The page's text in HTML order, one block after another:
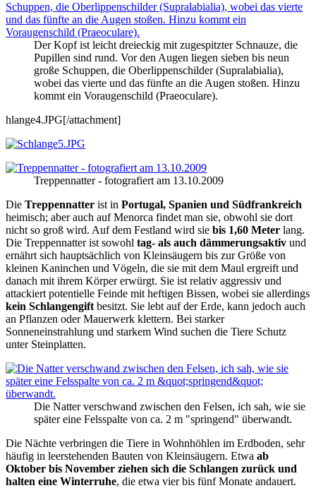
Der Kopf ist leicht dreieckig mit zugespitzter Schnauze, die
Pupillen sind rund. Vor den Augen liegen sieben bis neun
große Schuppen, die Oberlippenschilder (Supralabialia),
wobei das vierte und das fünfte an die Augen stoßen. Hinzu
kommt ein Voraugenschild (Praeoculare).
hlange4.JPG[/attachment]
Treppennatter - fotografiert am 13.10.2009
Die Treppennatter ist in Portugal, Spanien und Südfrankreich
heimisch; aber auch auf Menorca findet man sie, obwohl sie dort
nicht so groß wird. Auf dem Festland wird sie bis 1,60 Meter lang.
Die Treppennatter ist sowohl tag- als auch dämmerungsaktiv und
ernährt sich hauptsächlich von Kleinsäugern bis zur Größe von
kleinen Kaninchen und Vögeln, die sie mit dem Maul ergreift und
danach mit ihrem Körper erwürgt. Sie ist relativ aggressiv und
attackiert potentielle Feinde mit heftigen Bissen, wobei sie allerdings
kein Schlangengift besitzt. Sie lebt auf der Erde, kann jedoch auch
an Pflanzen oder Mauerwerk klettern. Bei starker
Sonneneinstrahlung und starkem Wind suchen die Tiere Schutz
unter Steinplatten.
Die Natter verschwand zwischen den Felsen, ich sah, wie sie
später eine Felsspalte von ca. 2 m "springend" überwandt.
Die Nächte verbringen die Tiere in Wohnhöhlen im Erdboden, sehr
häufig in leerstehenden Bauten von Kleinsäugern. Etwa ab
Oktober bis November ziehen sich die Schlangen zurück und
halten eine Winterruhe, die etwa vier bis fünf Monate andauert.